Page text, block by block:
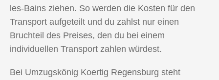
les-Bains ziehen. So werden die Kosten für den
Transport aufgeteilt und du zahlst nur einen
Bruchteil des Preises, den du bei einem
individuellen Transport zahlen würdest.
Bei Umzugskönig Koertig Regensburg steht